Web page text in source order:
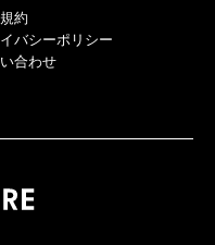
約
バシーポリシー
合わせ